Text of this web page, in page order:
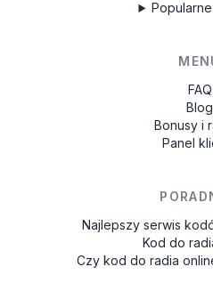
FAQ
Blog
Bonusy i
Panel
Najlepszy serwis
Kod do
Czy kod do radia